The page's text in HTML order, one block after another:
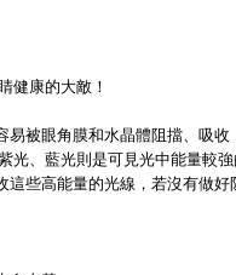
健康的大敵！
易被眼角膜和水晶體阻擋、吸收
光、藍光則是可見光中能量較
些高能量的光線，若沒有做好